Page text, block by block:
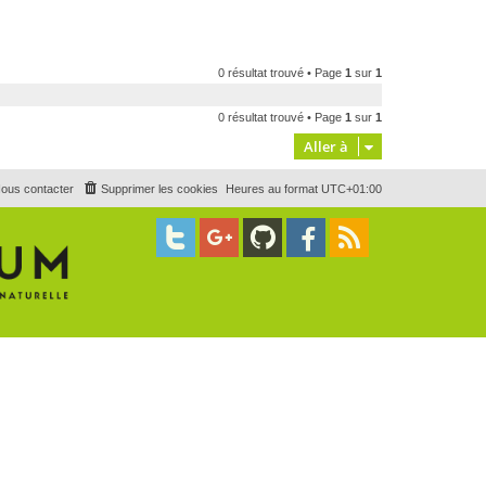
0 résultat trouvé • Page 1 sur 1
0 résultat trouvé • Page 1 sur 1
Aller à
Heures au format UTC+01:00
Supprimer les cookies
contacter